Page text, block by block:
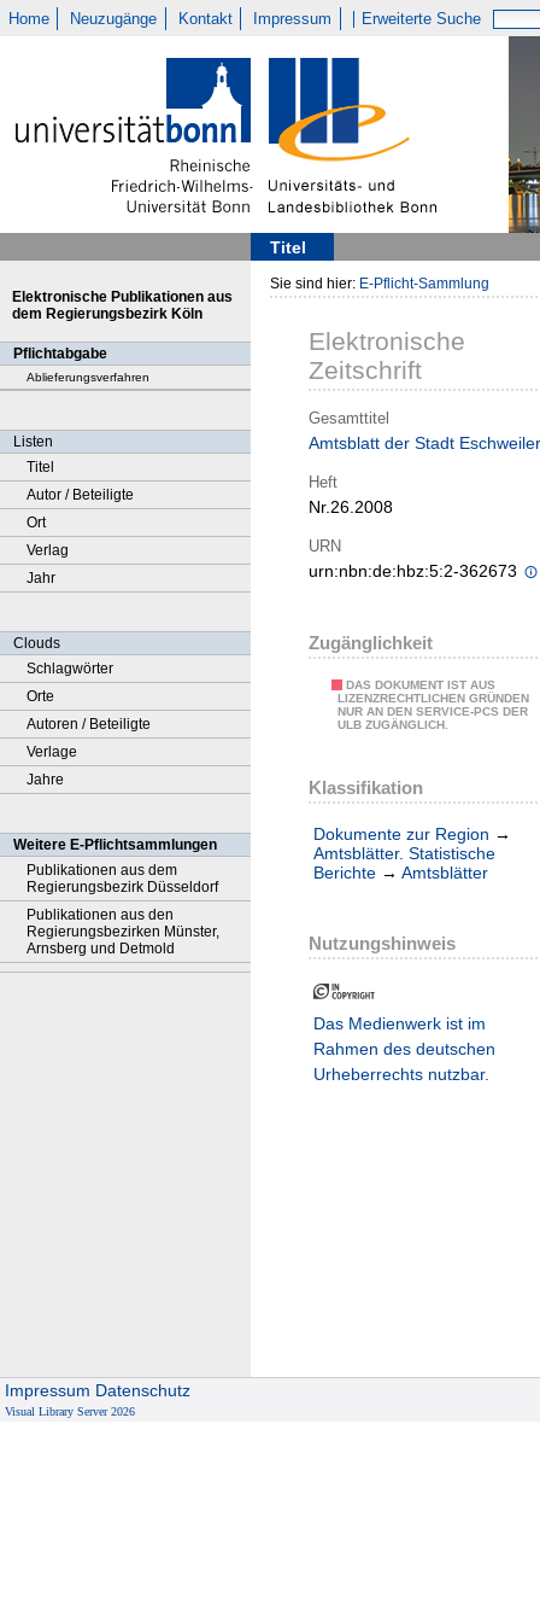
Home Neuzugänge Kontakt Impressum Erweiterte Suche
Titel
Elektronische Publikationen aus
dem Regierungsbezirk Köln
Pflichtabgabe
Ablieferungsverfahren
Listen
Titel
Autor / Beteiligte
Ort
Verlag
Jahr
Clouds
Schlagwörter
Orte
Autoren / Beteiligte
Verlage
Jahre
Weitere E-Pflichtsammlungen
Publikationen aus dem
Regierungsbezirk Düsseldorf
Publikationen aus den
Regierungsbezirken Münster,
Arnsberg und Detmold
Sie sind hier: E-Pflicht-Sammlung
Elektronische
Zeitschrift
Gesamttitel
Amtsblatt der Stadt Eschweiler
Heft
Nr.26.2008
URN
urn:nbn:de:hbz:5:2-362673
Zugänglichkeit
DAS DOKUMENT IST AUS
LIZENZRECHTLICHEN GRÜNDEN
NUR AN DEN SERVICE-PCS DER
ULB ZUGÄNGLICH.
Klassifikation
Dokumente zur Region →
Amtsblätter. Statistische
Berichte → Amtsblätter
Nutzungshinweis
Das Medienwerk ist im
Rahmen des deutschen
Urheberrechts nutzbar.
Impressum Datenschutz
Visual Library Server 2026